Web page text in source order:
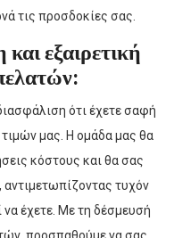
τις προσδοκίες σας.
εξαιρετική
ότι έχετε σαφή
μας. Η ομάδα μας θα
κόστους και θα σας
αντιμετωπίζοντας τυχόν
έχετε. Με τη δέσμευσή